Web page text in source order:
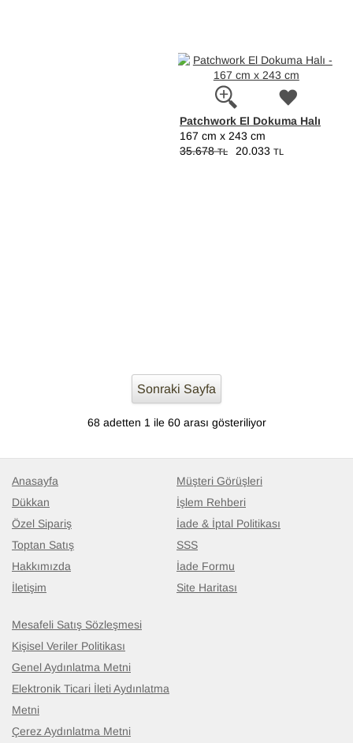
Patchwork El Dokuma Halı
167 cm x 243 cm
35.678TL 20.033 TL
Sonraki Sayfa
68 adetten 1 ile 60 arası gösteriliyor
Anasayfa
Dükkan
Özel Sipariş
Toptan Satış
Hakkımızda
İletişim
Müşteri Görüşleri
İşlem Rehberi
İade & İptal Politikası
SSS
İade Formu
Site Haritası
Mesafeli Satış Sözleşmesi
Kişisel Veriler Politikası
Genel Aydınlatma Metni
Elektronik Ticari İleti Aydınlatma
Metni
Çerez Aydınlatma Metni